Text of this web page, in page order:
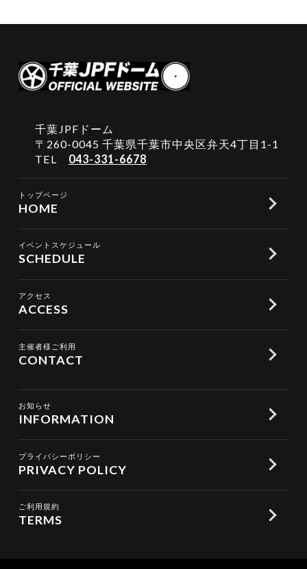
千葉JPFドーム
〒260-0045 千葉県千葉市中央区弁天4丁目1-1
TEL
043-331-6678
トップページ
HOME
イベントスケジュール
SCHEDULE
アクセス
ACCESS
主催者様ご利用
CONTACT
お知らせ
INFORMATION
プライバシーポリシー
PRIVACY POLICY
ご利用規約
TERMS